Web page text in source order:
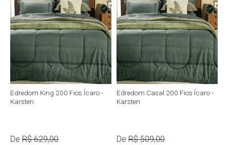
Compra rápida Compra rápida
Edredom King 200 Fios Ícaro -
Karsten
De R$ 629,00
Edredom Casal 200 Fios Ícaro -
Karsten
De R$ 509,00